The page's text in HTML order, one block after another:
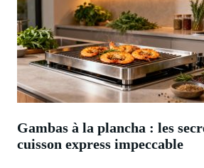
Gambas à la plancha : les
cuisson express impeccable